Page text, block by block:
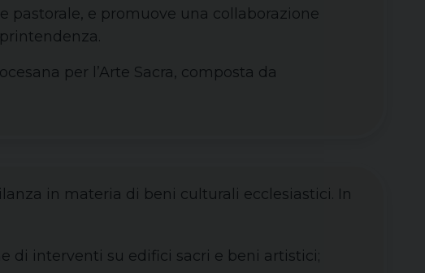
pastorale, e promuove una collaborazione
per l’Arte Sacra, composta da
in materia di beni culturali ecclesiastici. In
di interventi su edifici sacri e beni artistici;